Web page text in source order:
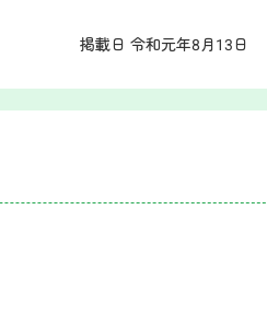
掲載日 令和元年8月13日